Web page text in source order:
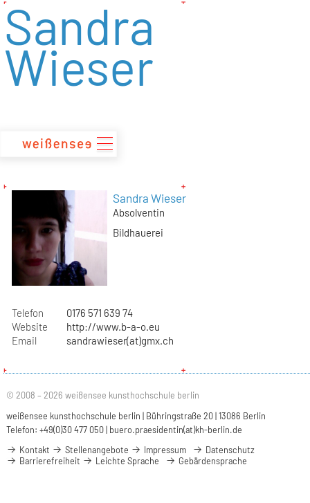
zum
Inhalt
Sandra
Wieser
Sandra Wieser
Absolventin
Bildhauerei
Telefon
0176 571 639 74
Website
http://www.b-a-o.eu
Email
sandrawieser(at)gmx.ch
© 2008 – 2026 weißensee kunsthochschule berlin
weißensee kunsthochschule berlin | Bühringstraße 20 | 13086 Berlin
Telefon: +49(0)30 477 050 | buero.praesidentin(at)kh-berlin.de
Kontakt
Stellenangebote Impressum
Datenschutz
Barrierefreiheit
Leichte Sprache Gebärdensprache